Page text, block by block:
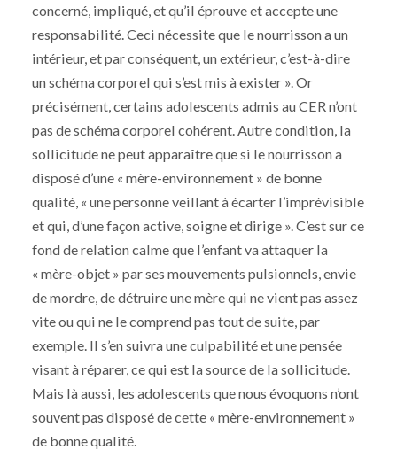
concerné, impliqué, et qu’il éprouve et accepte une
responsabilité. Ceci nécessite que le nourrisson a un
intérieur, et par conséquent, un extérieur, c’est-à-dire
un schéma corporel qui s’est mis à exister ». Or
précisément, certains adolescents admis au CER n’ont
pas de schéma corporel cohérent. Autre condition, la
sollicitude ne peut apparaître que si le nourrisson a
disposé d’une « mère-environnement » de bonne
qualité, « une personne veillant à écarter l’imprévisible
et qui, d’une façon active, soigne et dirige ». C’est sur ce
fond de relation calme que l’enfant va attaquer la
« mère-objet » par ses mouvements pulsionnels, envie
de mordre, de détruire une mère qui ne vient pas assez
vite ou qui ne le comprend pas tout de suite, par
exemple. Il s’en suivra une culpabilité et une pensée
visant à réparer, ce qui est la source de la sollicitude.
Mais là aussi, les adolescents que nous évoquons n’ont
souvent pas disposé de cette « mère-environnement »
de bonne qualité.